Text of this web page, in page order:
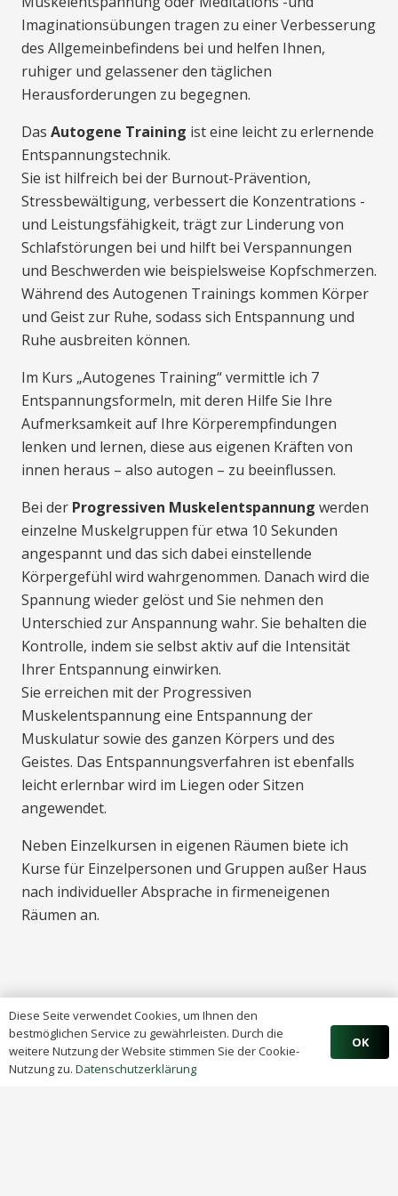
Imaginationsübungen tragen zu einer Verbesserung
des Allgemeinbefindens bei und helfen Ihnen,
ruhiger und gelassener den täglichen
Herausforderungen zu begegnen.
Das Autogene Training ist eine leicht zu erlernende
Entspannungstechnik.
Sie ist hilfreich bei der Burnout-Prävention,
Stressbewältigung, verbessert die Konzentrations -
und Leistungsfähigkeit, trägt zur Linderung von
Schlafstörungen bei und hilft bei Verspannungen
und Beschwerden wie beispielsweise Kopfschmerzen.
Während des Autogenen Trainings kommen Körper
und Geist zur Ruhe, sodass sich Entspannung und
Ruhe ausbreiten können.
Im Kurs „Autogenes Training“ vermittle ich 7
Entspannungsformeln, mit deren Hilfe Sie Ihre
Aufmerksamkeit auf Ihre Körperempfindungen
lenken und lernen, diese aus eigenen Kräften von
innen heraus – also autogen – zu beeinflussen.
Bei der Progressiven Muskelentspannung werden
einzelne Muskelgruppen für etwa 10 Sekunden
angespannt und das sich dabei einstellende
Körpergefühl wird wahrgenommen. Danach wird die
Spannung wieder gelöst und Sie nehmen den
Unterschied zur Anspannung wahr. Sie behalten die
Kontrolle, indem sie selbst aktiv auf die Intensität
Ihrer Entspannung einwirken.
Sie erreichen mit der Progressiven
Muskelentspannung eine Entspannung der
Muskulatur sowie des ganzen Körpers und des
Geistes. Das Entspannungsverfahren ist ebenfalls
leicht erlernbar wird im Liegen oder Sitzen
angewendet.
Neben Einzelkursen in eigenen Räumen biete ich
Kurse für Einzelpersonen und Gruppen außer Haus
nach individueller Absprache in firmeneigenen
Räumen an.
Diese Seite verwendet Cookies, um Ihnen den
bestmöglichen Service zu gewährleisten. Durch die
weitere Nutzung der Website stimmen Sie der Cookie-
Nutzung zu. Datenschutzerklärung
OK